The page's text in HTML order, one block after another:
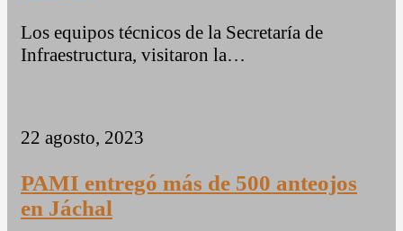
Los equipos técnicos de la Secretaría de
Infraestructura, visitaron la…
22 agosto, 2023
PAMI entregó más de 500 anteojos
en Jáchal